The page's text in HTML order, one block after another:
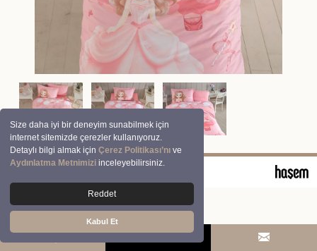
Size daha iyi bir deneyim sunabilmek için
internet sitemizde çerezler kullanıyoruz.
Detaylı bilgi almak içinÇerez Politikası’nı ve
Aydınlatma Metnimizi inceleyebilirsiniz.
Reddet
Kabul Et